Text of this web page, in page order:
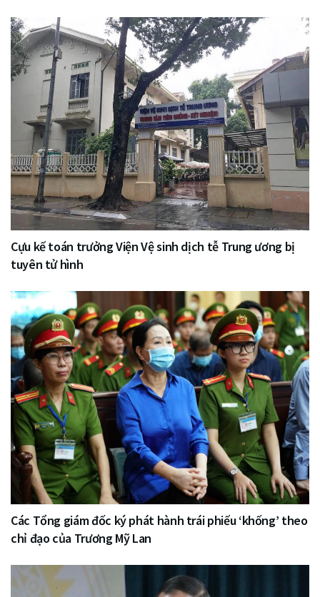
Cựu kế toán trưởng Viện Vệ sinh dịch tễ Trung ương bị
tuyên tử hình
Các Tổng giám đốc ký phát hành trái phiếu ‘khống’ theo
chỉ đạo của Trương Mỹ Lan